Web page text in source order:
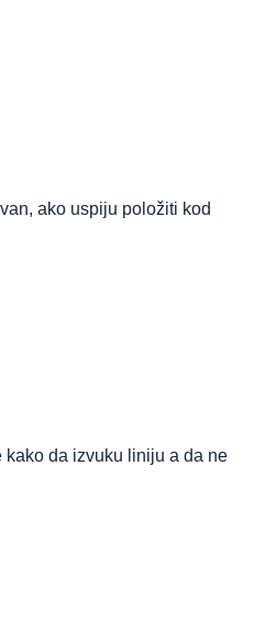
ako uspiju položiti kod
kako da izvuku liniju a da ne